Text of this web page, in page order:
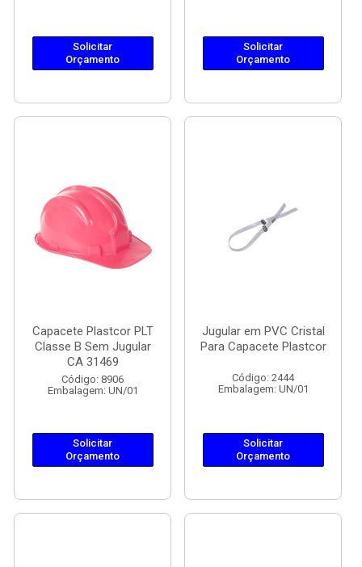
Solicitar
Orçamento
Solicitar
Orçamento
Capacete Plastcor PLT
Classe B Sem Jugular
CA 31469
Código: 8906
Embalagem: UN/01
Solicitar
Orçamento
Jugular em PVC Cristal
Para Capacete Plastcor
Código: 2444
Embalagem: UN/01
Solicitar
Orçamento